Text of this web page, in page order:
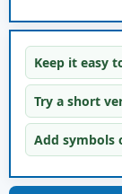
Keep it easy
Try a short
Add symbols